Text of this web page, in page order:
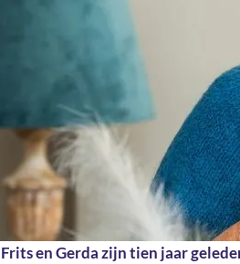
Frits en Gerda zijn tien jaar